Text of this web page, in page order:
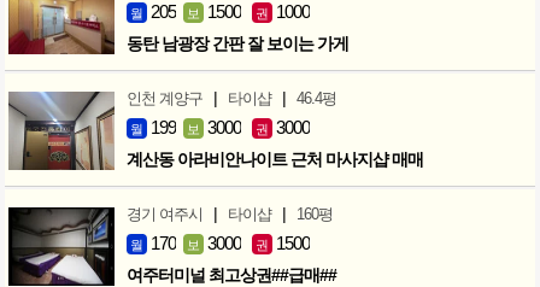
월 205 보 1500 권 1000
동탄 남광장 간판 잘 보이는 가게
인천 계양구 | 타이샵 | 46.4평
월 199 보 3000 권 3000
계산동 아라비안나이트 근처 마사지샵 매매
경기 여주시 | 타이샵 | 160평
월 170 보 3000 권 1500
여주터미널 최고상권##급매##